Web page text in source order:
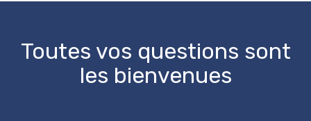
Toutes vos questions sont
les bienvenues